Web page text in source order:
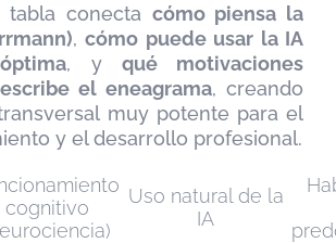
tabla conecta cómo piensa la
, cómo puede usar la IA
, y qué motivaciones
el eneagrama, creando
muy potente para el
y el desarrollo profesional.
cognitivo
Uso natural de la
IA